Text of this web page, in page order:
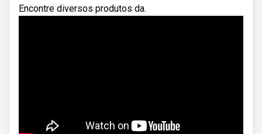
Encontre diversos produtos da.